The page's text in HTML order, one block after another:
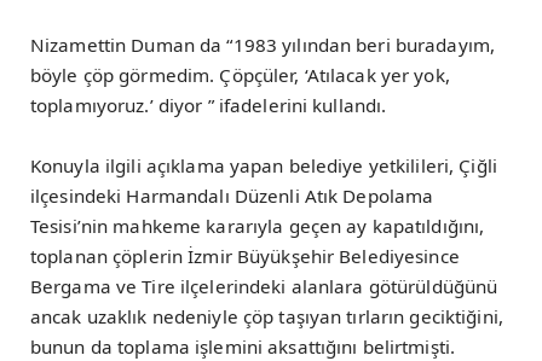
Nizamettin Duman da “1983 yılından beri buradayım,
böyle çöp görmedim. Çöpçüler, ‘Atılacak yer yok,
toplamıyoruz.’ diyor ” ifadelerini kullandı.
Konuyla ilgili açıklama yapan belediye yetkilileri, Çiğli
ilçesindeki Harmandalı Düzenli Atık Depolama
Tesisi’nin mahkeme kararıyla geçen ay kapatıldığını,
toplanan çöplerin İzmir Büyükşehir Belediyesince
Bergama ve Tire ilçelerindeki alanlara götürüldüğünü
ancak uzaklık nedeniyle çöp taşıyan tırların geciktiğini,
bunun da toplama işlemini aksattığını belirtmişti.